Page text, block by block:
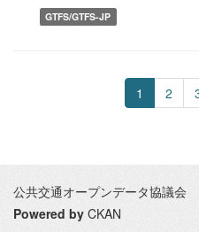
GTFS/GTFS-JP
1 2
公共交通オープンデータ協議会
Powered by CKAN